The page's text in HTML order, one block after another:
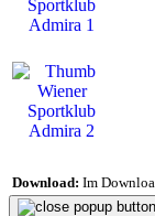
Download: Im